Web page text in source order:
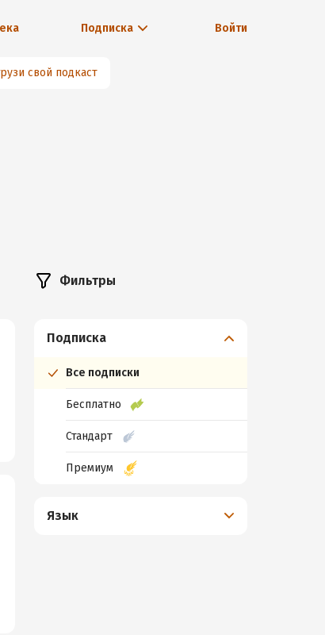
Подписка Войти
свой подкаст
Фильтры
Подписка
Все подписки
Бесплатно
Стандарт
Премиум
Язык